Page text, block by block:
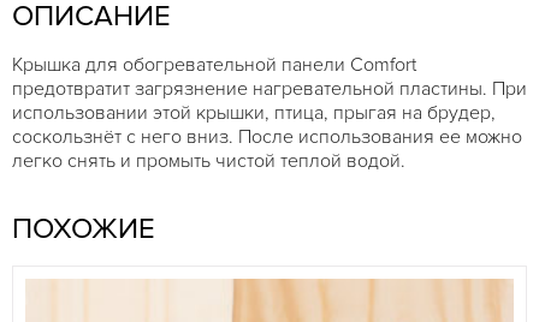
ОПИСАНИЕ
Крышка для обогревательной панели Comfort
предотвратит загрязнение нагревательной пластины. При
использовании этой крышки, птица, прыгая на брудер,
соскользнёт с него вниз. После использования ее можно
легко снять и промыть чистой теплой водой.
ПОХОЖИЕ